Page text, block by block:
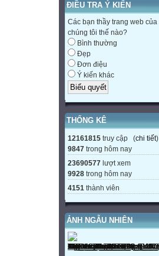
ĐIỀU TRA Ý KIẾN
Các bạn thầy trang web của
chúng tôi thế nào?
Bình thường
Đẹp
Đơn điệu
Ý kiến khác
THỐNG KÊ
12161815 truy cập (chi tiết)
9847 trong hôm nay
23690577 lượt xem
9928 trong hôm nay
4151 thành viên
ẢNH NGẪU NHIÊN